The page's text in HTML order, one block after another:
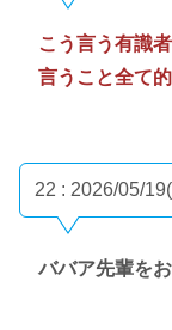
こう言う有識
言うこと全て
22 : 2026/05/
ババア先輩を